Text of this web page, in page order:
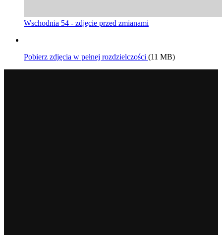
Wschodnia 54 - zdjęcie przed zmianami
Pobierz zdjęcia w pełnej rozdzielczości (11 MB)